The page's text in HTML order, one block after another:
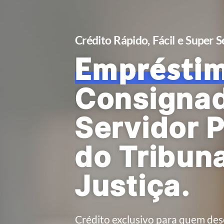
Crédito Rápido, Fácil e Super
Servidor
do
Justiça.
Crédito exclusivo para quem
Crédito Rápido, Fácil e Super
Crédito
Menores
Melhores
Prazos.
Crédito Exclusivo aos Servidores
Magistrados dos Tribunais de